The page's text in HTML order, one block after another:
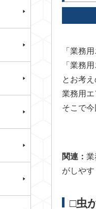
「業務
「業務
とお考
業務用
そこで
関連： 業
がしや
□虫